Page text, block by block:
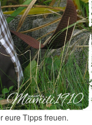
eure Tipps freuen.